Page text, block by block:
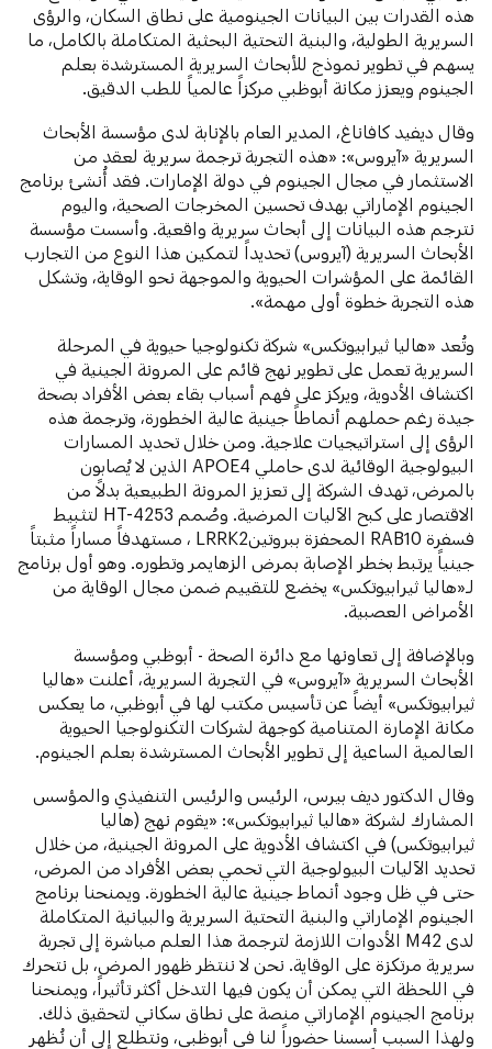
هذه القدرات بين البيانات الجينومية على نطاق السكان، والرؤى
السريرية الطولية، والبنية التحتية البحثية المتكاملة بالكامل، ما
يسهم في تطوير نموذج للأبحاث السريرية المسترشدة بعلم
الجينوم ويعزز مكانة أبوظبي مركزاً عالمياً للطب الدقيق.
وقال ديفيد كافاناغ، المدير العام بالإنابة لدى مؤسسة الأبحاث
السريرية «آيروس»: «هذه التجربة ترجمة سريرية لعقد من
الاستثمار في مجال الجينوم في دولة الإمارات. فقد أُنشئ برنامج
الجينوم الإماراتي بهدف تحسين المخرجات الصحية، واليوم
نترجم هذه البيانات إلى أبحاث سريرية واقعية. وأسست مؤسسة
الأبحاث السريرية (آيروس) تحديداً لتمكين هذا النوع من التجارب
القائمة على المؤشرات الحيوية والموجهة نحو الوقاية، وتشكل
هذه التجربة خطوة أولى مهمة».
وتُعد «هاليا ثيرابيوتكس» شركة تكنولوجيا حيوية في المرحلة
السريرية تعمل على تطوير نهج قائم على المرونة الجينية في
اكتشاف الأدوية، ويركز على فهم أسباب بقاء بعض الأفراد بصحة
جيدة رغم حملهم أنماطاً جينية عالية الخطورة، وترجمة هذه
الرؤى إلى استراتيجيات علاجية. ومن خلال تحديد المسارات
البيولوجية الوقائية لدى حاملي APOE4 الذين لا يُصابون
بالمرض، تهدف الشركة إلى تعزيز المرونة الطبيعية بدلاً من
الاقتصار على كبح الآليات المرضية. وصُمم HT-4253 لتثبيط
فسفرة RAB10 المحفزة ببروتينLRRK2 ، مستهدفاً مساراً مثبتاً
جينياً يرتبط بخطر الإصابة بمرض الزهايمر وتطوره. وهو أول برنامج
لـ«هاليا ثيرابيوتكس» يخضع للتقييم ضمن مجال الوقاية من
الأمراض العصبية.
وبالإضافة إلى تعاونها مع دائرة الصحة - أبوظبي ومؤسسة
الأبحاث السريرية «آيروس» في التجربة السريرية، أعلنت «هاليا
ثيرابيوتكس» أيضاً عن تأسيس مكتب لها في أبوظبي، ما يعكس
مكانة الإمارة المتنامية كوجهة لشركات التكنولوجيا الحيوية
العالمية الساعية إلى تطوير الأبحاث المسترشدة بعلم الجينوم.
وقال الدكتور ديف بيرس، الرئيس والرئيس التنفيذي والمؤسس
المشارك لشركة «هاليا ثيرابيوتكس»: «يقوم نهج (هاليا
ثيرابيوتكس) في اكتشاف الأدوية على المرونة الجينية، من خلال
تحديد الآليات البيولوجية التي تحمي بعض الأفراد من المرض،
حتى في ظل وجود أنماط جينية عالية الخطورة. ويمنحنا برنامج
الجينوم الإماراتي والبنية التحتية السريرية والبيانية المتكاملة
لدى M42 الأدوات اللازمة لترجمة هذا العلم مباشرة إلى تجربة
سريرية مرتكزة على الوقاية. نحن لا ننتظر ظهور المرض، بل نتحرك
في اللحظة التي يمكن أن يكون فيها التدخل أكثر تأثيراً، ويمنحنا
برنامج الجينوم الإماراتي منصة على نطاق سكاني لتحقيق ذلك.
ولهذا السبب أسسنا حضوراً لنا في أبوظبي، ونتطلع إلى أن نُظهر